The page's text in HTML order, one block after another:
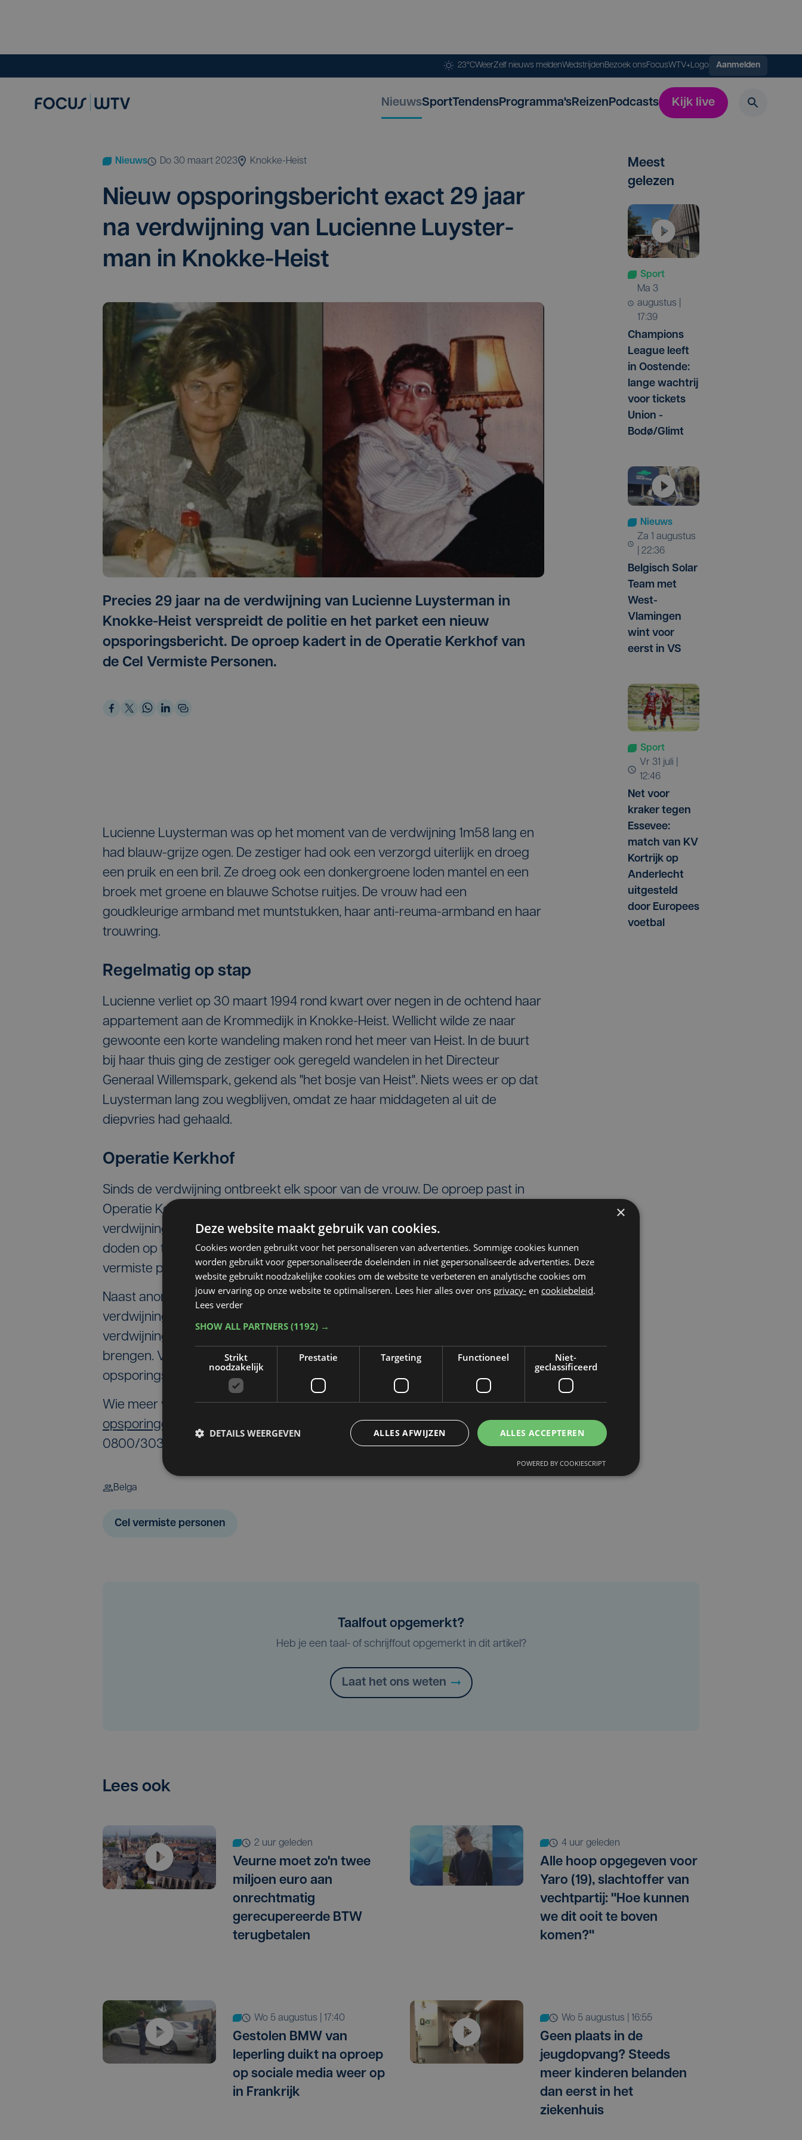
23°CWeerZelf nieuws meldenWedstrijdenBezoek onsFocusWTV+Logo Aanmelden
NieuwsSportTendensProgramma'sReizenPodcasts Kijk live
Nieuws do 30 maart 2023 Knokke-Heist
Nieuw opspo­rings­be­richt exact 29 jaar
na ver­dwij­ning van Luci­en­ne Luys­ter­
man in Knokke-Heist
Precies 29 jaar na de verdwijning van Lucienne Luysterman in
Knokke-Heist verspreidt de politie en het parket een nieuw
opsporingsbericht. De oproep kadert in de Operatie Kerkhof van
de Cel Vermiste Personen.
Lucienne Luysterman was op het moment van de verdwijning 1m58 lang en
had blauw-grijze ogen. De zestiger had ook een verzorgd uiterlijk en droeg
een pruik en een bril. Ze droeg ook een donkergroene loden mantel en een
broek met groene en blauwe Schotse ruitjes. De vrouw had een
goudkleurige armband met muntstukken, haar anti-reuma-armband en haar
trouwring.
Regelmatig op stap
Lucienne verliet op 30 maart 1994 rond kwart over negen in de ochtend haar
appartement aan de Krommedijk in Knokke-Heist. Wellicht wilde ze naar
gewoonte een korte wandeling maken rond het meer van Heist. In de buurt
bij haar thuis ging de zestiger ook geregeld wandelen in het Directeur
Generaal Willemspark, gekend als "het bosje van Heist". Niets wees er op dat
Luysterman lang zou wegblijven, omdat ze haar middageten al uit de
diepvries had gehaald.
Operatie Kerkhof
Sinds de verdwijning ontbreekt elk spoor van de vrouw. De oproep past in
Operatie Kerkhof van de Cel Vermiste Personen. Daar proberen ze oude
verdwijningszaken -zogenoemde cold cases- op te lossen door onbekende
doden op te graven. Zo kunnen ze het DNA vergelijken met het DNA van
vermiste personen.
Naast anonieme slachtoffers identificeren ligt de focus ook op onopgeloste
verdwijningen. Daarom dat 29 jaar na datum de beslissing komt om de
verdwijning van Lucienne Luysterman nog eens onder de aandacht te
brengen. Volgens het parket is er verder geen concrete aanleiding voor het
opsporingsbericht.
Wie meer weet over deze verdwijning kan mailen naar
opsporingen@police.belgium.eu
of bellen op het gratis nummer
0800/30300.
Belga
Cel vermiste personen
Meest
gelezen
Sport
ma 3
augustus |
17:39
Champions
League leeft
in Oostende:
lange wachtrij
voor tickets
Union -
Bodø/Glimt
Nieuws
za 1 augustus
| 22:36
Belgisch Solar
Team met
West-
Vlamingen
wint voor
eerst in VS
Sport
vr 31 juli |
12:46
Net voor
kraker tegen
Essevee:
match van KV
Kortrijk op
Anderlecht
uitgesteld
door Europees
voetbal
Taalfout opgemerkt?
Heb je een taal- of schrijffout opgemerkt in dit artikel?
Laat het ons weten
Lees ook
2 uur geleden
Veurne moet zo'n twee
miljoen euro aan
onrechtmatig
gerecupereerde BTW
terugbetalen
4 uur geleden
Alle hoop opgegeven voor
Yaro (19), slachtoffer van
vechtpartij: "Hoe kunnen
we dit ooit te boven
komen?"
wo 5 augustus | 17:40
Gestolen BMW van
Ieperling duikt na oproep
op sociale media weer op
in Frankrijk
wo 5 augustus | 16:55
Geen plaats in de
jeugdopvang? Steeds
meer kinderen belanden
dan eerst in het
ziekenhuis
×
Deze website maakt gebruik van cookies.
Cookies worden gebruikt voor het personaliseren van advertenties. Sommige cookies kunnen
worden gebruikt voor gepersonaliseerde doeleinden in niet gepersonaliseerde advertenties. Deze
website gebruikt noodzakelijke cookies om de website te verbeteren en analytische cookies om
jouw ervaring op onze website te optimaliseren. Lees hier alles over ons privacy- en cookiebeleid.
Lees verder
SHOW ALL PARTNERS (1192) →
Strikt
noodzakelijk
Prestatie Targeting Functioneel
Niet-
geclassificeerd
ALLES ACCEPTEREN
ALLES AFWIJZEN
DETAILS WEERGEVEN
POWERED BY COOKIESCRIPT